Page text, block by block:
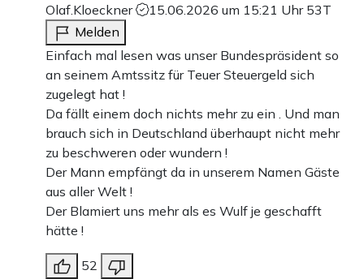
Olaf.Kloeckner
15.06.2026 um 15:21 Uhr 53T
Melden
Einfach mal lesen was unser Bundespräsident so
an seinem Amtssitz für Teuer Steuergeld sich
zugelegt hat !
Da fällt einem doch nichts mehr zu ein . Und man
brauch sich in Deutschland überhaupt nicht mehr
zu beschweren oder wundern !
Der Mann empfängt da in unserem Namen Gäste
aus aller Welt !
Der Blamiert uns mehr als es Wulf je geschafft
hätte !
52